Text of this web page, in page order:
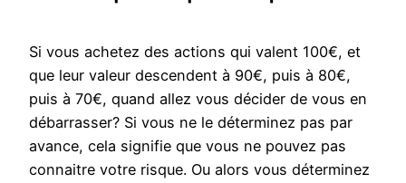
Si vous achetez des actions qui valent 100€, et
que leur valeur descendent à 90€, puis à 80€,
puis à 70€, quand allez vous décider de vous en
débarrasser? Si vous ne le déterminez pas par
avance, cela signifie que vous ne pouvez pas
connaitre votre risque. Ou alors vous déterminez